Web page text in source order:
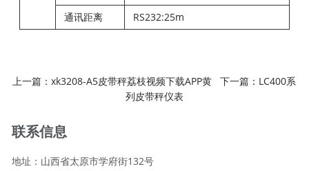
通讯距离
RS232:25m
上一篇：xk3208-A5皮带秤荔枝视频下载APP黄 下一篇： LC400系
列皮带秤仪表
联系信息
地址：山西省太原市学府街132号